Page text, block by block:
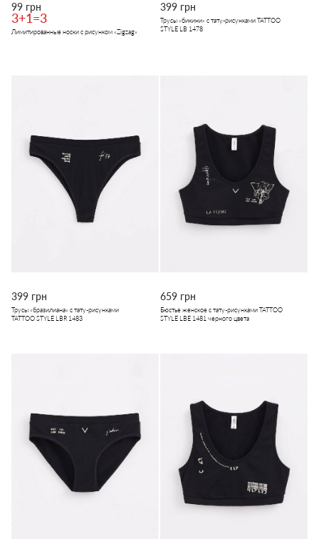
99 грн
3+1=3
Лимитированные носки с рисунком «Zigzag»
399 грн
Трусы «бикини» с тату-рисунками TATTOO
STYLE LB 1478
399 грн
Трусы «бразилиана» с тату-рисунками
TATTOO STYLE LBR 1483
659 грн
Бюстье женское с тату-рисунками TATTOO
STYLE LBE 1481 черного цвета